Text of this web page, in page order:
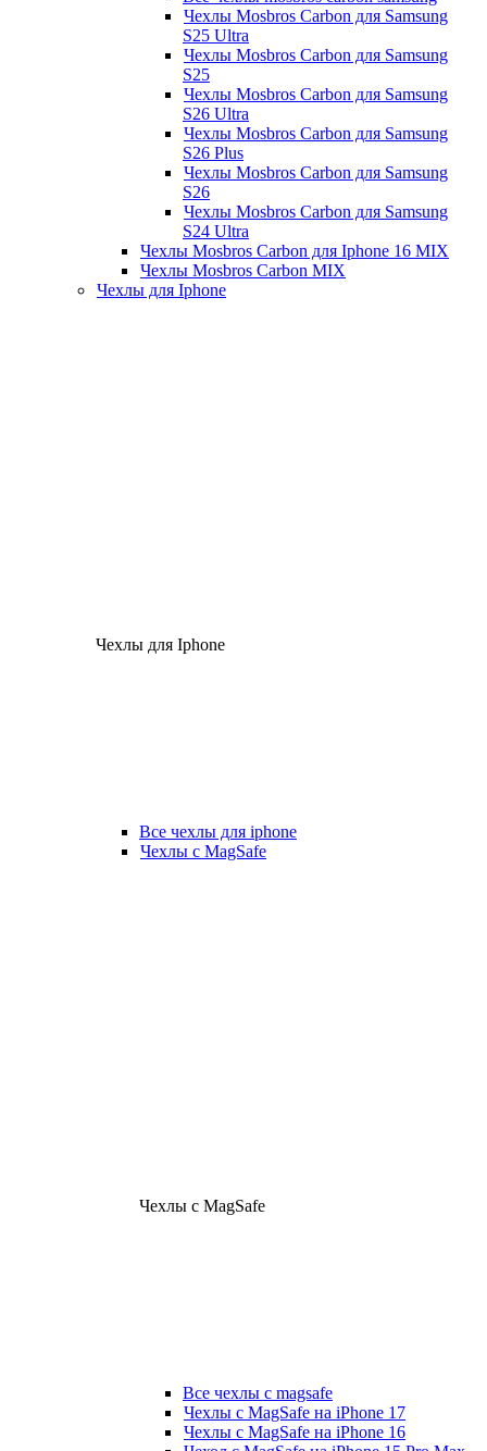
Чехлы Mosbros Carbon для Samsung
S25 Ultra
Чехлы Mosbros Carbon для Samsung
S25
Чехлы Mosbros Carbon для Samsung
S26 Ultra
Чехлы Mosbros Carbon для Samsung
S26 Plus
Чехлы Mosbros Carbon для Samsung
S26
Чехлы Mosbros Carbon для Samsung
S24 Ultra
Чехлы Mosbros Carbon для Iphone 16 MIX
Чехлы Mosbros Carbon MIX
Чехлы для Iphone
Чехлы для Iphone
Все чехлы для iphone
Чехлы с MagSafe
Чехлы с MagSafe
Все чехлы с magsafe
Чехлы с MagSafe на iPhone 17
Чехлы с MagSafe на iPhone 16